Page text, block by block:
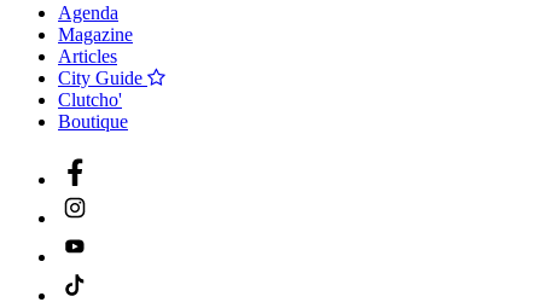
Agenda
Magazine
Articles
City Guide
Clutcho'
Boutique